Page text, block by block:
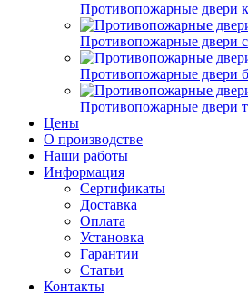
Противопожарные двери
Противопожарные двери
Противопожарные двери
Противопожарные двери
Цены
О производстве
Наши работы
Информация
Сертификаты
Доставка
Оплата
Установка
Гарантии
Статьи
Контакты